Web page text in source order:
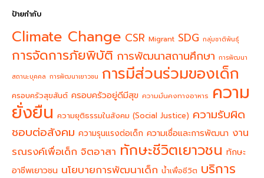
ป้ายกำกับ
Climate Change CSR Migrant SDG กลุ่มชาติพันธุ์
การจัดการภัยพิบัติ การพัฒนาสถานศึกษา การพัฒนา
สถานะบุคคล การพัฒนาเยาวชน การมีส่วนร่วมของเด็ก
ครอบครัวสุขสันต์ ครอบครัวอยู่ดีมีสุข ความมั่นคงทางอาหาร ความ
ยั่งยืน ความยุติธรรมในสังคม (Social Justice) ความรับผิด
ชอบต่อสังคม ความรุนแรงต่อเด็ก ความเชื่อและการพัฒนา งาน
รณรงค์เพื่อเด็ก จิตอาสา ทักษะชีวิตเยาวชน ทักษะ
อาชีพเยาวชน นโยบายการพัฒนาเด็ก น้ำเพื่อชีวิต บริการ